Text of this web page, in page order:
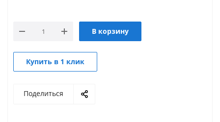
В корзину
Купить в 1 клик
Поделиться